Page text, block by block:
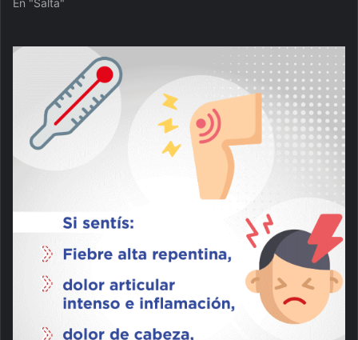
En "Salta"